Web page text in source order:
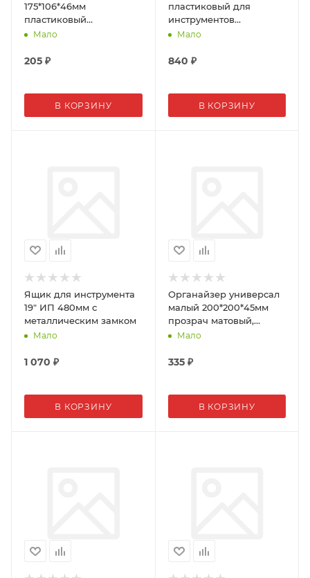
175*106*46мм
пластиковый
двухсторонний СИБИН
Мало
205 ₽
В КОРЗИНУ
пластиковый для
инструментов
410*220*195мм 16"
Мало
840 ₽
В КОРЗИНУ
Ящик для инструмента
19" ИП 480мм с
металлическим замком
Мало
1 070 ₽
В КОРЗИНУ
Органайзер универсал
малый 200*200*45мм
прозрач матовый,
Сибртех
Мало
335₽
В КОРЗИНУ